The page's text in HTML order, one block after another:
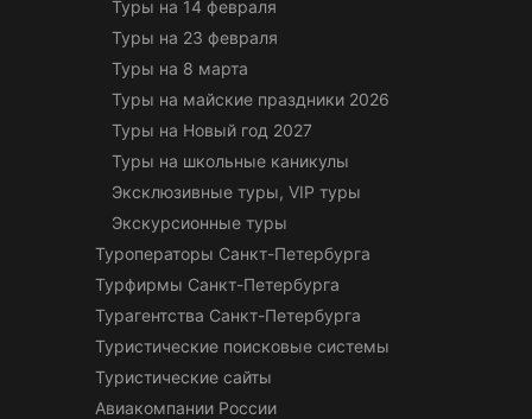
Туры на 14 февраля
Туры на 23 февраля
Туры на 8 марта
Туры на майские праздники 2026
Туры на Новый год 2027
Туры на школьные каникулы
Эксклюзивные туры, VIP туры
Экскурсионные туры
Туроператоры Санкт-Петербурга
Турфирмы Санкт-Петербурга
Турагентства Санкт-Петербурга
Туристические поисковые системы
Туристические сайты
Авиакомпании России